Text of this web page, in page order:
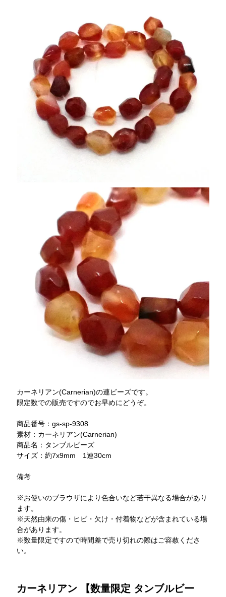
カーネリアン(Carnerian)の連ビーズです。
限定数での販売ですのでお早めにどうぞ。
商品番号：gs-sp-9308
素材：カーネリアン(Carnerian)
商品名：タンブルビーズ
サイズ：約7x9mm 1連30cm
備考
※お使いのブラウザにより色合いなど若干異なる場合があり
ます。
※天然由来の傷・ヒビ・欠け・付着物などが含まれている場
合があります。
※数量限定ですので時間差で売り切れの際はご容赦くださ
い。
カーネリアン 【数量限定 タンブルビー